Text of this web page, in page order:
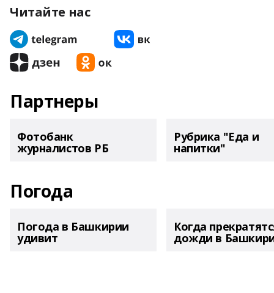
Читайте нас
Партнеры
Фотобанк
журналистов РБ
Рубрика "Еда и
напитки"
Погода
Погода в Башкирии
удивит
Когда
дожди в